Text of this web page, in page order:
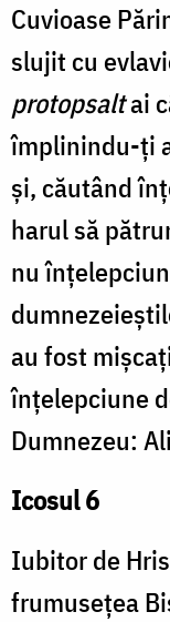
Cuvioase
slujit cu
protopsaltai
împlinindu-ți
și, căutând
harul să
nu
au fost
înțelepciune
Dumnezeu:
Icosul 6
Iubitor de
frumusețea